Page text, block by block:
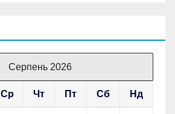
Серпень 2026
Ср Чт Пт Сб Нд